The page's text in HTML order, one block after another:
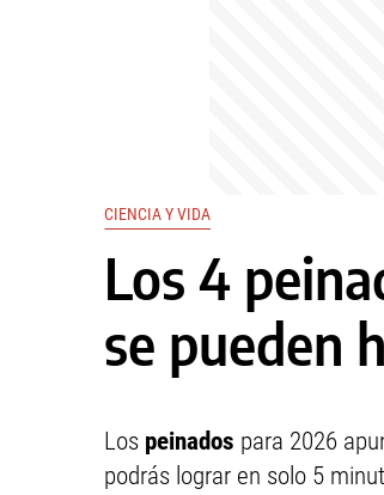
CIENCIA Y VIDA
Los 4
se pueden
Los peinados para 2026
podrás lograr en solo 5